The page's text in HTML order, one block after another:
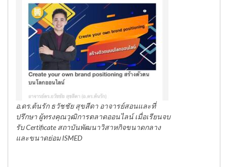
อ.ดร.ต้นรัก ธวัชชัย สุขสีดา อาจารย์สอนและที่
ปรึกษา ผู้ทรงคุณวุฒิการตลาดออนไลน์ เมื่อเรียนจบ
รับ Certificate สถาบันพัฒนาวิสาหกิจขนาดกลาง
และขนาดย่อม ISMED